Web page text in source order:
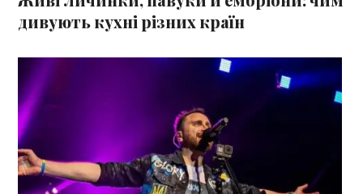
дивують кухні різних країн